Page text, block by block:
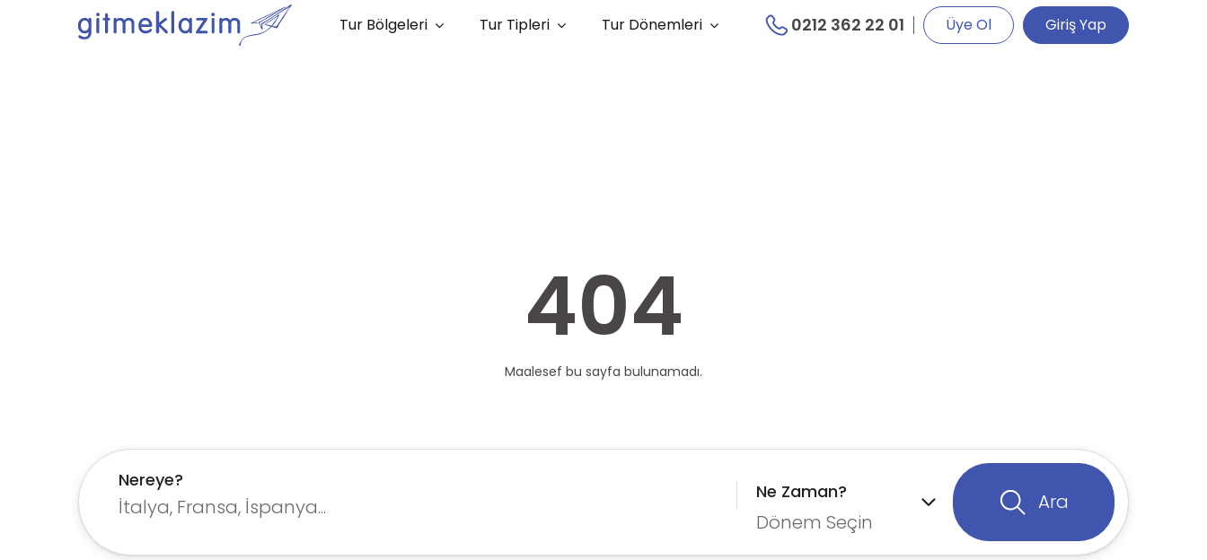
Tur Bölgeleri Tur Tipleri Tur Dönemleri 0212 362 22 01 Üye Ol Giriş Yap
404
Maalesef bu sayfa bulunamadı.
Nereye?
Ne Zaman?
Dönem Seçin
Ara